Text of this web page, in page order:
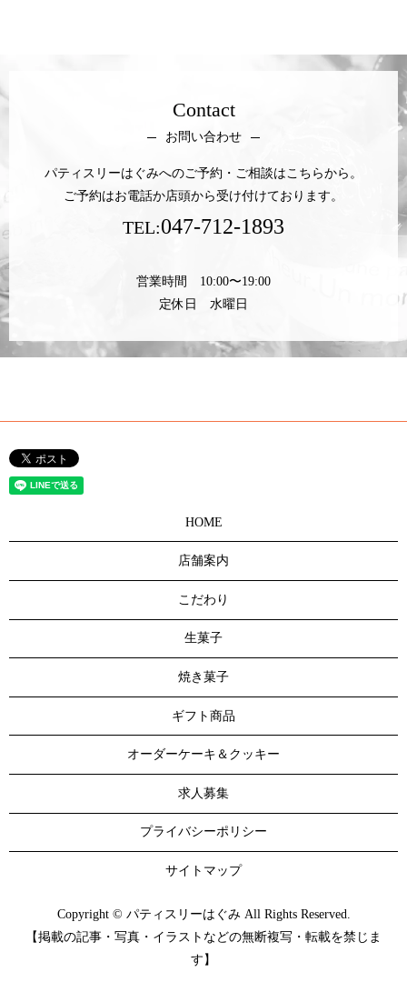
Contact
お問い合わせ
パティスリーはぐみへのご予約・ご相談はこちらから。
ご予約はお電話か店頭から受け付けております。
TEL:047-712-1893
営業時間 10:00〜19:00
定休日 水曜日
HOME
店舗案内
こだわり
生菓子
焼き菓子
ギフト商品
オーダーケーキ＆クッキー
求人募集
プライバシーポリシー
サイトマップ
Copyright © パティスリーはぐみ All Rights Reserved.
【掲載の記事・写真・イラストなどの無断複写・転載を禁じま
す】